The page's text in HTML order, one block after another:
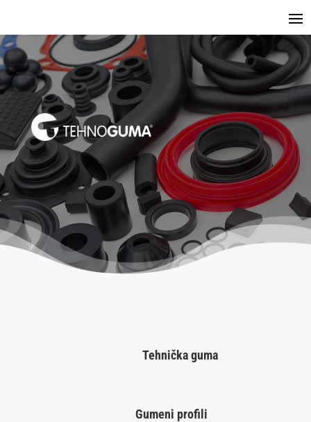
Tehnička guma
Gumeni profili